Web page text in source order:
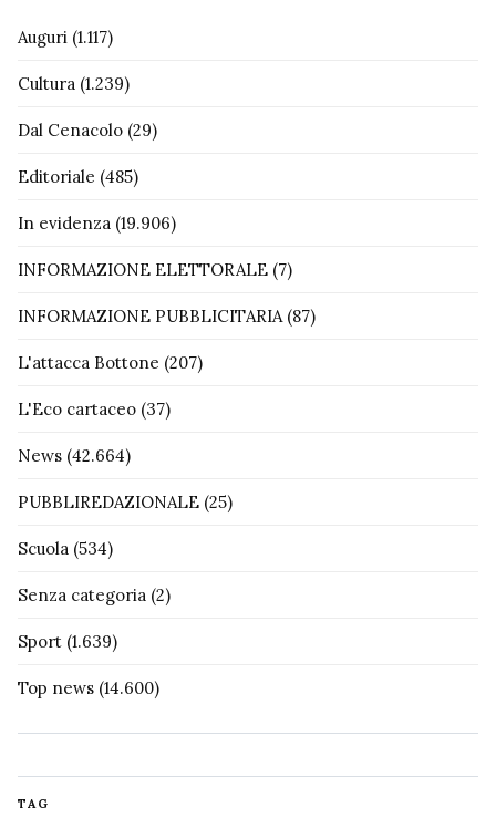
Auguri (1.117)
Cultura (1.239)
Dal Cenacolo (29)
Editoriale (485)
In evidenza (19.906)
INFORMAZIONE ELETTORALE (7)
INFORMAZIONE PUBBLICITARIA(87)
L'attacca Bottone (207)
L'Eco cartaceo (37)
News (42.664)
PUBBLIREDAZIONALE (25)
Scuola (534)
Senza categoria (2)
Sport (1.639)
Top news (14.600)
TAG